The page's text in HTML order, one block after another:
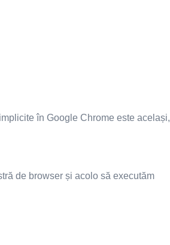
în Google Chrome este același,
de browser și acolo să executăm